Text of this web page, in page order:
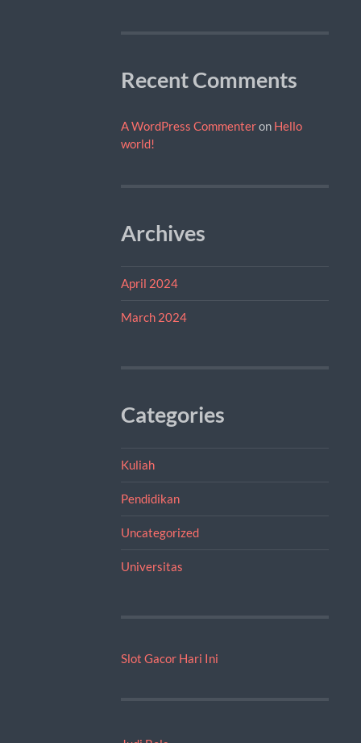
Recent Comments
A WordPress Commenteron Hello
world!
Archives
April 2024
March 2024
Categories
Kuliah
Pendidikan
Uncategorized
Universitas
Slot Gacor Hari Ini